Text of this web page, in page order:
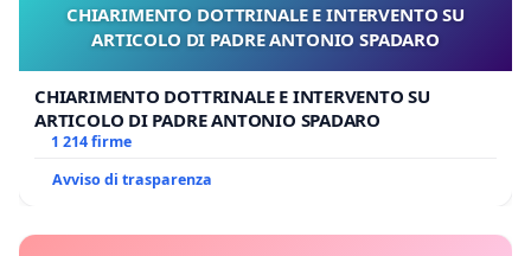
CHIARIMENTO DOTTRINALE E INTERVENTO SU
ARTICOLO DI PADRE ANTONIO SPADARO
CHIARIMENTO DOTTRINALE E INTERVENTO SU
ARTICOLO DI PADRE ANTONIO SPADARO
1 214 firme
Avviso di trasparenza